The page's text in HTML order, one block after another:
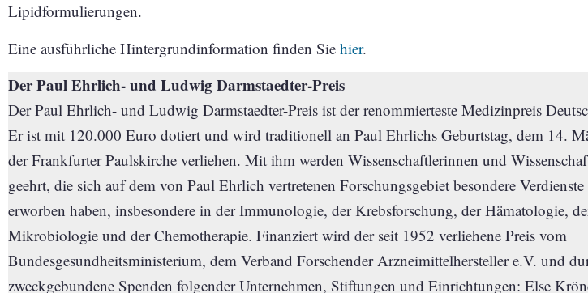
Lipidformulierungen.
Eine ausführliche Hintergrundinformation finden Sie hier.
Der Paul Ehrlich- und Ludwig Darmstaedter-Preis
Der Paul Ehrlich- und Ludwig Darmstaedter-Preis ist der renommierteste Medizinpreis
Er ist mit 120.000 Euro dotiert und wird traditionell an Paul Ehrlichs Geburtstag, dem 14.
der Frankfurter Paulskirche verliehen. Mit ihm werden Wissenschaftlerinnen und
geehrt, die sich auf dem von Paul Ehrlich vertretenen Forschungsgebiet besondere Verdienste
erworben haben, insbesondere in der Immunologie, der Krebsforschung, der Hämatologie,
Mikrobiologie und der Chemotherapie. Finanziert wird der seit 1952 verliehene Preis vom
Bundesgesundheitsministerium, dem Verband Forschender Arzneimittelhersteller e.V. und
zweckgebundene Spenden folgender Unternehmen, Stiftungen und Einrichtungen: Else